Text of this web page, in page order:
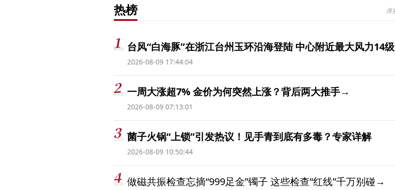
热榜
台风“白海豚”在浙江台州玉环沿海登陆 中心附近最大风力14级
2026-08-09 17:44:04
一周大涨超7% 金价为何突然上涨？背后两大推手→
2026-08-09 07:13:01
菌子火锅“上锁”引发热议！见手青到底有多毒？专家详解
2026-08-09 10:50:44
做磁共振检查忘摘“999足金”镯子 这些检查“红线”千万别碰→